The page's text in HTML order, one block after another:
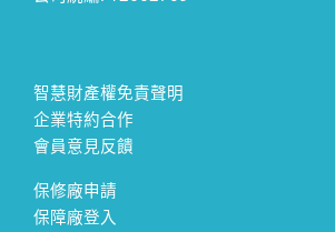
智慧財產權免責聲明
企業特約合作
會員意見反饋
保修廠申請
保障廠登入